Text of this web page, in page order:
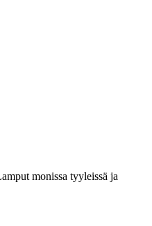
monissa tyyleissä ja